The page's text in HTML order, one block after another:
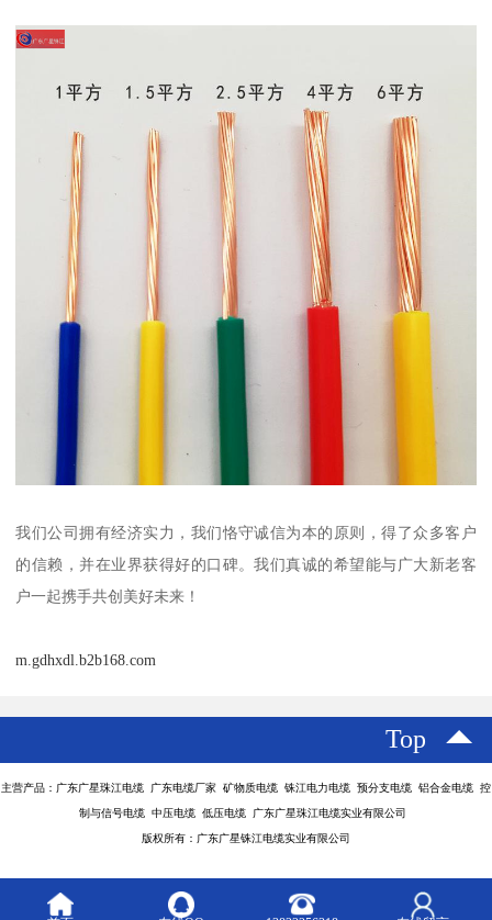
我们公司拥有经济实力，我们恪守诚信为本的原则，得了众多客户
的信赖，并在业界获得好的口碑。我们真诚的希望能与广大新老客
户一起携手共创美好未来！
m.gdhxdl.b2b168.com
Top
主营产品：广东广星珠江电缆 广东电缆厂家 矿物质电缆 铢江电力电缆 预分支电缆 铝合金电缆 控
制与信号电缆 中压电缆 低压电缆 广东广星珠江电缆实业有限公司
版权所有：广东广星铢江电缆实业有限公司